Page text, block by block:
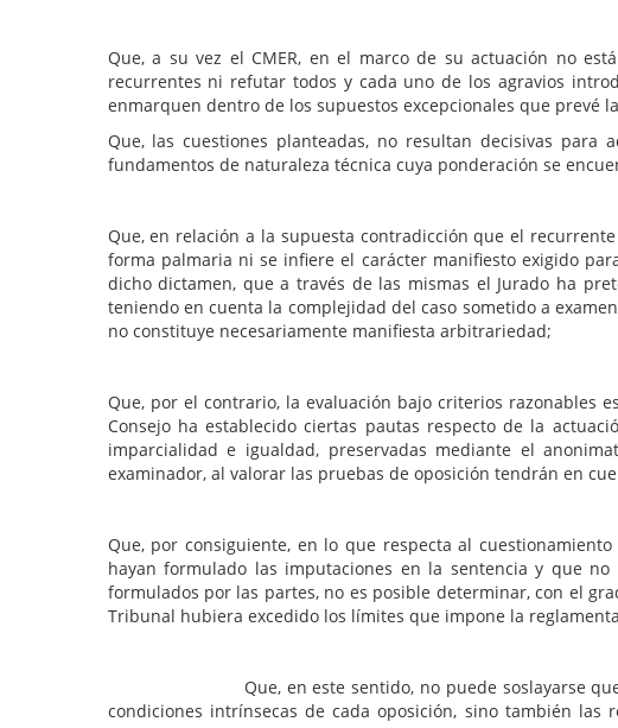
Que, a su vez el CMER, en el marco de su actuación no
recurrentes ni refutar todos y cada uno de los agravios
enmarquen dentro de los supuestos excepcionales que prevé
Que, las cuestiones planteadas, no resultan decisivas
fundamentos de naturaleza técnica cuya ponderación se
Que, en relación a la supuesta contradicción que el
forma palmaria ni se infiere el carácter manifiesto exigido
dicho dictamen, que a través de las mismas el Jurado ha
teniendo en cuenta la complejidad del caso sometido a
no constituye necesariamente manifiesta arbitrariedad;
Que, por el contrario, la evaluación bajo criterios razonables
Consejo ha establecido ciertas pautas respecto de la
imparcialidad e igualdad, preservadas mediante el
examinador, al valorar las pruebas de oposición tendrán en
Que, por consiguiente, en lo que respecta al
hayan formulado las imputaciones en la sentencia y que
formulados por las partes, no es posible determinar, con el
Tribunal hubiera excedido los límites que impone la
Que, en este sentido, no puede soslayarse que la
condiciones intrínsecas de cada oposición, sino también